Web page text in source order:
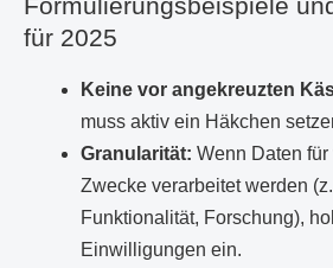
Formulierungsbeispiele
für 2025
Keine vor angekreuzten
muss aktiv ein Häkchen
Granularität: Wenn Daten
Zwecke verarbeitet werden
Funktionalität, Forschung),
Einwilligungen ein.